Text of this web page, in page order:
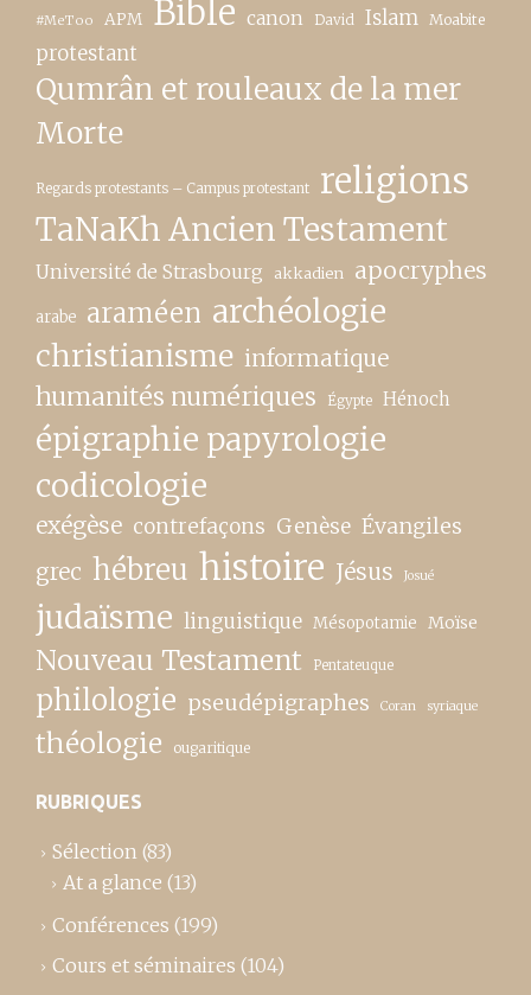
#MeToo APM Bible canon David Islam Moabite
protestant
Qumrân et rouleaux de la mer
Morte
Regards protestants – Campus protestant religions
TaNaKh Ancien Testament
Université de Strasbourg akkadien apocryphes
arabe araméen archéologie
christianisme informatique
humanités numériques Égypte Hénoch
épigraphie papyrologie
codicologie
exégèse contrefaçons Genèse Évangiles
grec hébreu histoire Jésus Josué
judaïsme linguistique Mésopotamie Moïse
Nouveau Testament Pentateuque
philologie pseudépigraphes Coran syriaque
théologie ougaritique
RUBRIQUES
Sélection (83)
At a glance (13)
Conférences (199)
Cours et séminaires (104)